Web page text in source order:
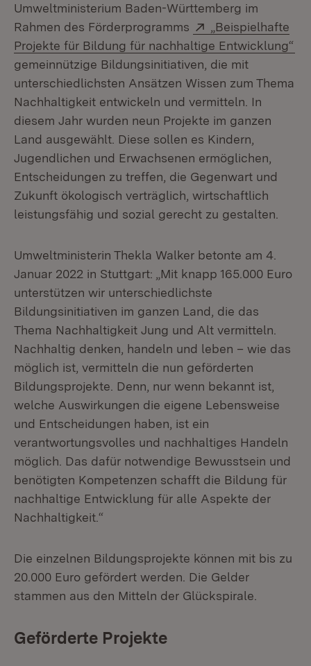
Umweltministerium Baden-Württemberg im
Rahmen des Förderprogramms
Extern:
„Beispielhafte
Projekte für Bildung für nachhaltige Entwicklung“
gemeinnützige Bildungsinitiativen, die mit
unterschiedlichsten Ansätzen Wissen zum Thema
Nachhaltigkeit entwickeln und vermitteln. In
diesem Jahr wurden neun Projekte im ganzen
Land ausgewählt. Diese sollen es Kindern,
Jugendlichen und Erwachsenen ermöglichen,
Entscheidungen zu treffen, die Gegenwart und
Zukunft ökologisch verträglich, wirtschaftlich
leistungsfähig und sozial gerecht zu gestalten.
Umweltministerin Thekla Walker betonte am 4.
Januar 2022 in Stuttgart: „Mit knapp 165.000 Euro
unterstützen wir unterschiedlichste
Bildungsinitiativen im ganzen Land, die das
Thema Nachhaltigkeit Jung und Alt vermitteln.
Nachhaltig denken, handeln und leben – wie das
möglich ist, vermitteln die nun geförderten
Bildungsprojekte. Denn, nur wenn bekannt ist,
welche Auswirkungen die eigene Lebensweise
und Entscheidungen haben, ist ein
verantwortungsvolles und nachhaltiges Handeln
möglich. Das dafür notwendige Bewusstsein und
benötigten Kompetenzen schafft die Bildung für
nachhaltige Entwicklung für alle Aspekte der
Nachhaltigkeit.“
Die einzelnen Bildungsprojekte können mit bis zu
20.000 Euro gefördert werden. Die Gelder
stammen aus den Mitteln der Glückspirale.
Geförderte Projekte